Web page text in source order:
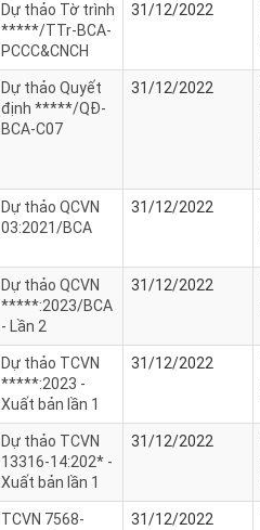
Dự thảo Tờ trình
*****/TTr-BCA-
PCCC&CNCH
31/12/2022
Dự thảo Quyết
định *****/QĐ-
BCA-C07
31/12/2022
Dự thảo QCVN
03:2021/BCA
31/12/2022
Dự thảo QCVN
*****:2023/BCA
- Lần 2
31/12/2022
Dự thảo TCVN
*****:2023 -
Xuất bản lần 1
31/12/2022
Dự thảo TCVN
13316-14:202* -
Xuất bản lần 1
31/12/2022
TCVN 7568-
31/12/2022